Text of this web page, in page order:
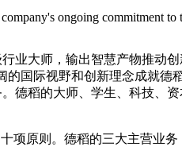
ongoing commitment to
业大师，输出智慧产物推动
国际视野和创新理念成就德
德稻的大师、学生、科技、
项原则。德稻的三大主营业务